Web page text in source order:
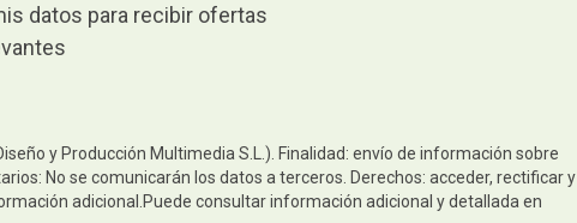
datos para recibir ofertas
y Producción Multimedia S.L.). Finalidad: envío de información sobre
No se comunicarán los datos a terceros. Derechos: acceder, rectificar y
adicional.Puede consultar información adicional y detallada en